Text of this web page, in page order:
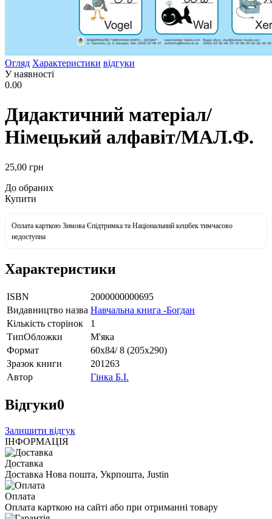
Огляд Характеристики відгуки
У наявності
0.00
Дидактичний матеріал/
Німецький алфавіт/МАЛ.Ф.
25,00 грн
До обраних
Купити
Оплата карткою Зимова Єпідтримка та Національний кешбек тимчасово
недоступна
Характеристики
ISBN
2000000000695
Видавництво назва Навчальна книга -Богдан
Кількість сторінок
1
ТипОбложки
М'яка
Формат
60х84/ 8 (205х290)
Зразок книги
201263
Автор
Гінка Б.І.
Відгуки0
Залишити відгук
ІНФОРМАЦІЯ
Доставка
Доставка Нова пошта, Укрпошта, Justin
Оплата
Оплата карткою на сайті або при отриманні товару